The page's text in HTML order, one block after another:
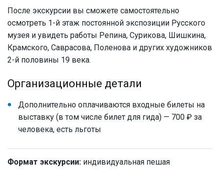
После экскурсии вы сможете самостоятельно
осмотреть 1-й этаж постоянной экспозиции Русского
музея и увидеть работы Репина, Сурикова, Шишкина,
Крамского, Саврасова, Поленова и других художников
2-й половины 19 века.
Организационные детали
Дополнительно оплачиваются входные билеты на
выставку (в том числе билет для гида) — 700 ₽ за
человека, есть льготы
Формат экскурсии: индивидуальная пешая